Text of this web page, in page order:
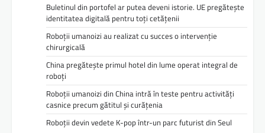
Buletinul din portofel ar putea deveni istorie. UE pregătește
identitatea digitală pentru toți cetățenii
Roboții umanoizi au realizat cu succes o intervenție
chirurgicală
China pregătește primul hotel din lume operat integral de
roboți
Roboții umanoizi din China intră în teste pentru activități
casnice precum gătitul și curățenia
Roboții devin vedete K-pop într-un parc futurist din Seul